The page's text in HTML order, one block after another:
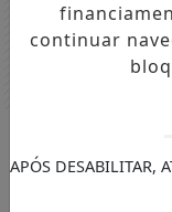
continuar
APÓS DESABILITAR,